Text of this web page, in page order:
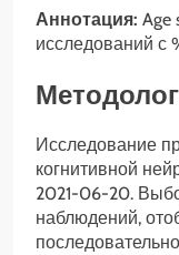
Аннотация: Age
исследований с
Исследование
когнитивной
2021-06-20.
наблюдений,